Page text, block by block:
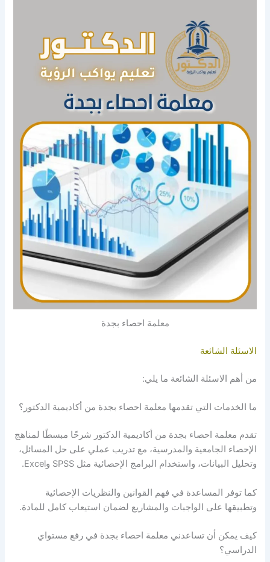
معلمة احصاء بجدة
الاسئلة الشائعة
من أهم الاسئلة الشائعة ما يلي:
ما الخدمات التي تقدمها معلمة احصاء بجدة من أكاديمية الدكتور؟
تقدم معلمة احصاء بجدة من أكاديمية الدكتور شرحًا مبسطًا لمناهج
الإحصاء الجامعية والمدرسية، مع تدريب عملي على حل المسائل،
وتحليل البيانات، واستخدام البرامج الإحصائية مثل SPSS وExcel.
كما توفر المساعدة في فهم القوانين والنظريات الإحصائية
وتطبيقها على الواجبات والمشاريع لضمان استيعاب كامل للمادة.
كيف يمكن أن تساعدني معلمة احصاء بجدة في رفع مستواي
الدراسي؟